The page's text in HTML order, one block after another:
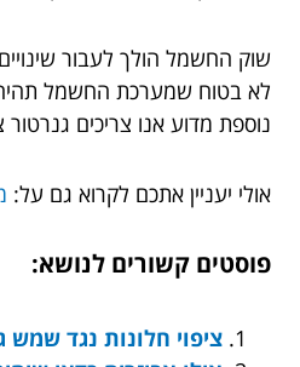
שוק החשמל הולך לעבור
לא בטוח שמערכת החשמל תהיה
נוספת מדוע אנו צריכים גנרטור
אולי יעניין אתכם לקרוא גם על:
פוסטים קשורים לנושא:
ציפוי חלונות נגד שמש